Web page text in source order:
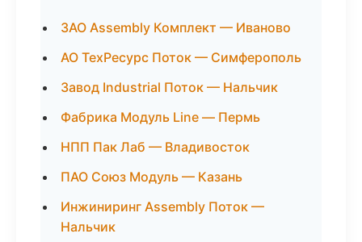
ЗАО Assembly Комплект — Иваново
АО ТехРесурс Поток — Симферополь
Завод Industrial Поток — Нальчик
Фабрика Модуль Line — Пермь
НПП Пак Лаб — Владивосток
ПАО Союз Модуль — Казань
Инжиниринг Assembly Поток —
Нальчик